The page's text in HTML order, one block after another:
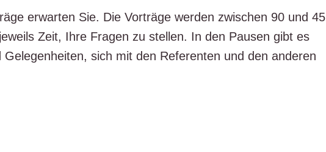
erwar­ten Sie. Die Vor­trä­ge wer­den zwi­schen 90 und 45
Zeit, Ihre Fra­gen zu stel­len. In den Pau­sen gibt es
sich mit den Refe­ren­ten und den ande­ren